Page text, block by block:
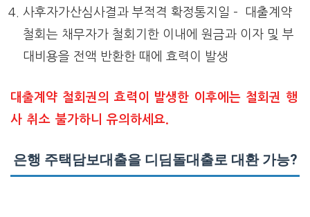
사후자가산심사결과 부적격 확정통지일 – 대출계약
철회는 채무자가 철회기한 이내에 원금과 이자 및 부
대비용을 전액 반환한 때에 효력이 발생
대출계약 철회권의 효력이 발생한 이후에는 철회권 행
사 취소 불가하니 유의하세요.
은행 주택담보대출을 디딤돌대출로 대환 가능?